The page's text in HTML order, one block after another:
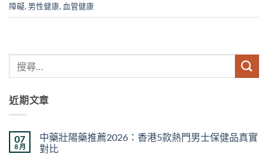
障礙, 男性健康, 血管健康
近期文章
07
8 月
中藥壯陽藥推薦2026：香港5款熱門男士保健品真實
對比